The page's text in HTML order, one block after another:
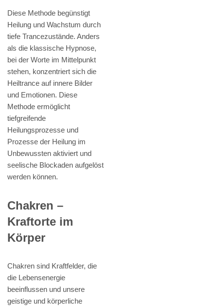
Diese Methode begünstigt
Heilung und Wachstum durch
tiefe Trancezustände. Anders
als die klassische Hypnose,
bei der Worte im Mittelpunkt
stehen, konzentriert sich die
Heiltrance auf innere Bilder
und Emotionen. Diese
Methode ermöglicht
tiefgreifende
Heilungsprozesse und
Prozesse der Heilung im
Unbewussten aktiviert und
seelische Blockaden aufgelöst
werden können.
Chakren –
Kraftorte im
Körper
Chakren sind Kraftfelder, die
die Lebensenergie
beeinflussen und unsere
geistige und körperliche